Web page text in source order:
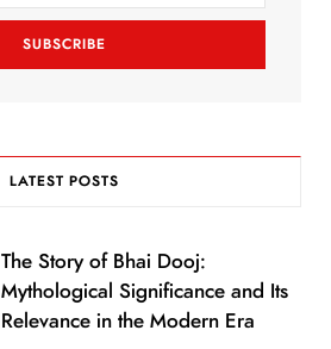
k
a
LATEST POSTS
The Story of Bhai Dooj:
Mythological Significance and Its
Relevance in the Modern Era